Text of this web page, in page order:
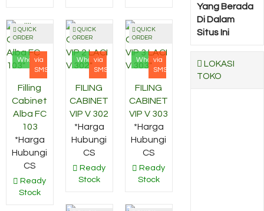
QUICK
ORDER
Whatsapp
via
SMS
Filling
Cabinet
Alba FC
103
*Harga
Hubungi
CS
Ready
Stock
QUICK
ORDER
Whatsapp
via
SMS
FILING
CABINET
VIP V 302
*Harga
Hubungi
CS
Ready
Stock
QUICK
ORDER
Whatsapp
via
SMS
FILING
CABINET
VIP V 303
*Harga
Hubungi
CS
Ready
Stock
Yang Berada
Di Dalam
Situs Ini
LOKASI
TOKO